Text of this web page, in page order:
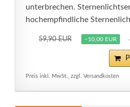
unterbrechen.
hochempfindliche
59,90 EUR −10,00 EUR
Preis inkl. MwSt., zzgl. Versandkosten